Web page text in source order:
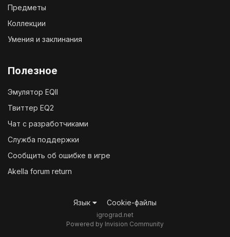
Предметы
Коллекции
Умения и заклинания
Полезное
Эмулятор EQII
Твиттер EQ2
Чат с разработчиками
Служба поддержки
Сообщить об ошибке в игре
Akella forum return
Язык Cookie-файлы
igrograd.net
Powered by Invision Community